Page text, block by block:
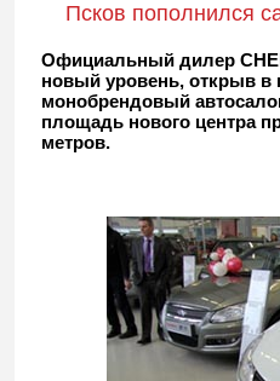
Псков пополнился
Официальный дилер
новый уровень, открыв в
монобрендовый
площадь нового центра
метров.